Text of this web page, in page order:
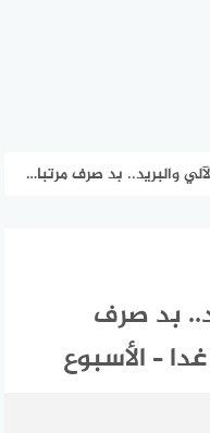
بد صرف مرتبات شهر مايو 2026 غدا – الأسبوع
بد صرف